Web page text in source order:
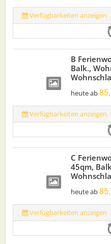
Verfügbarkeiten anzeigen
B
Balk.,
heute ab
Verfügbarkeiten anzeigen
C
45qm,
heute ab
Verfügbarkeiten anzeigen